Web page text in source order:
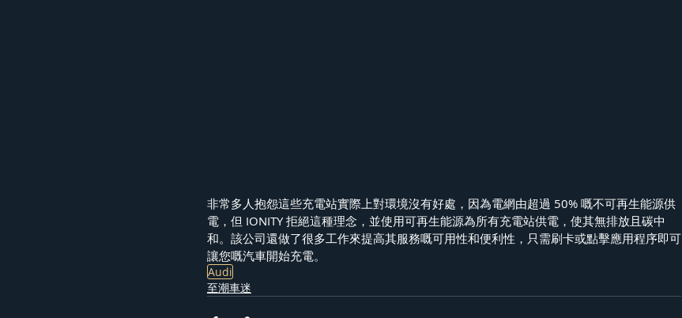
非常多人抱怨這些充電站實際上對環境沒有好處，因為電網由超過 50% 嘅不可再生能源供
電，但 IONITY 拒絕這種理念，並使用可再生能源為所有充電站供電，使其無排放且碳中
和。該公司還做了很多工作來提高其服務嘅可用性和便利性，只需刷卡或點擊應用程序即可
讓您嘅汽車開始充電。
Audi
至潮車迷